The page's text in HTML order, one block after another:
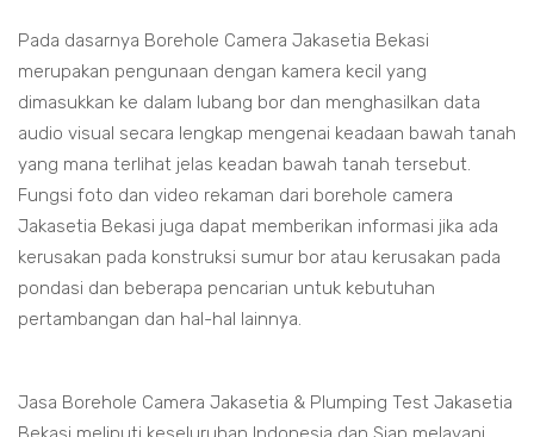
Pada dasarnya Borehole Camera Jakasetia Bekasi
merupakan pengunaan dengan kamera kecil yang
dimasukkan ke dalam lubang bor dan menghasilkan data
audio visual secara lengkap mengenai keadaan bawah tanah
yang mana terlihat jelas keadan bawah tanah tersebut.
Fungsi foto dan video rekaman dari borehole camera
Jakasetia Bekasi juga dapat memberikan informasi jika ada
kerusakan pada konstruksi sumur bor atau kerusakan pada
pondasi dan beberapa pencarian untuk kebutuhan
pertambangan dan hal-hal lainnya.
Jasa Borehole Camera Jakasetia & Plumping Test Jakasetia